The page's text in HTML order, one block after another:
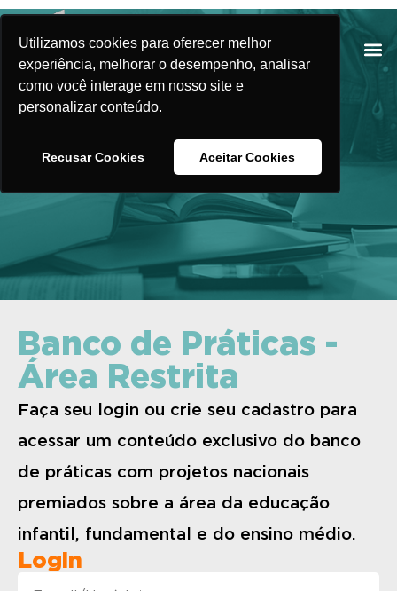
Utilizamos cookies para oferecer melhor
experiência, melhorar o desempenho, analisar
como você interage em nosso site e
personalizar conteúdo.
Recusar Cookies Aceitar Cookies
Banco de Práticas
Banco de Práticas -
Área Restrita
Faça seu login ou crie seu cadastro para
acessar um conteúdo exclusivo do banco
de práticas com projetos nacionais
premiados sobre a área da educação
infantil, fundamental e do ensino médio.
Login